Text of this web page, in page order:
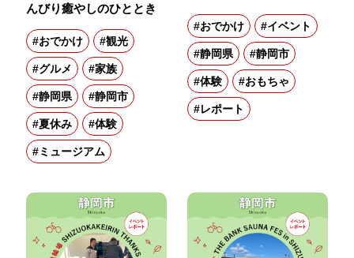
んびり癒やしのひととき
#おでかけ #観光
#グルメ #家族
#静岡県 #静岡市
#夏休み #体験
#ミュージアム
#おでかけ #イベント
#静岡県 #静岡市
#体験 #おもちゃ
#レポート